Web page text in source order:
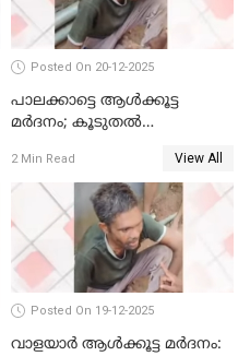
Posted On 20-12-2025
പാലക്കാട്ടെ ആള്‍ക്കൂട്ട
മര്‍ദനം; കൂടുതല്‍
അംഗ സംഘമെന്ന് വിവരം
2 Min Read View All
Posted On 19-12-2025
വാളയാർ ആൾക്കൂട്ട മർദനം: